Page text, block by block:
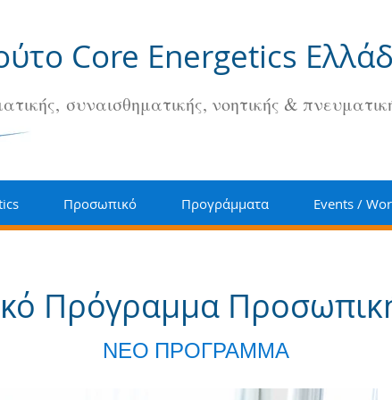
συναισθηματικής, νοητικής &
Core Energetics
Προσωπικό Προγράμματα Events /
Πρόγραμμα
ΝΕΟ ΠΡΟΓΡΑΜΜΑ